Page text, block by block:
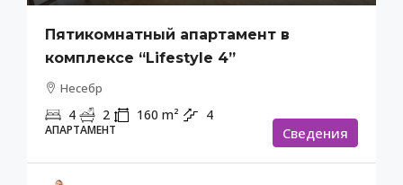
Пятикомнатный апартамент в
комплексе “Lifestyle 4”
Несебр
4 2 160 m² 4
АПАРТАМЕНТ Cведения